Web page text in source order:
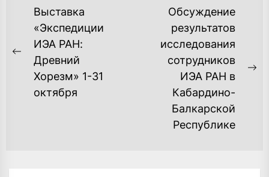
НАВИГАЦИЯ
ЗАПИСЯМ
Previous
post:
Выставка
«Экспедиции
ИЭА РАН:
Древний
Хорезм» 1-31
октября
Обсуждение
результатов
исследования
сотрудников
ИЭА РАН в
Кабардино-
Балкарской
Республике